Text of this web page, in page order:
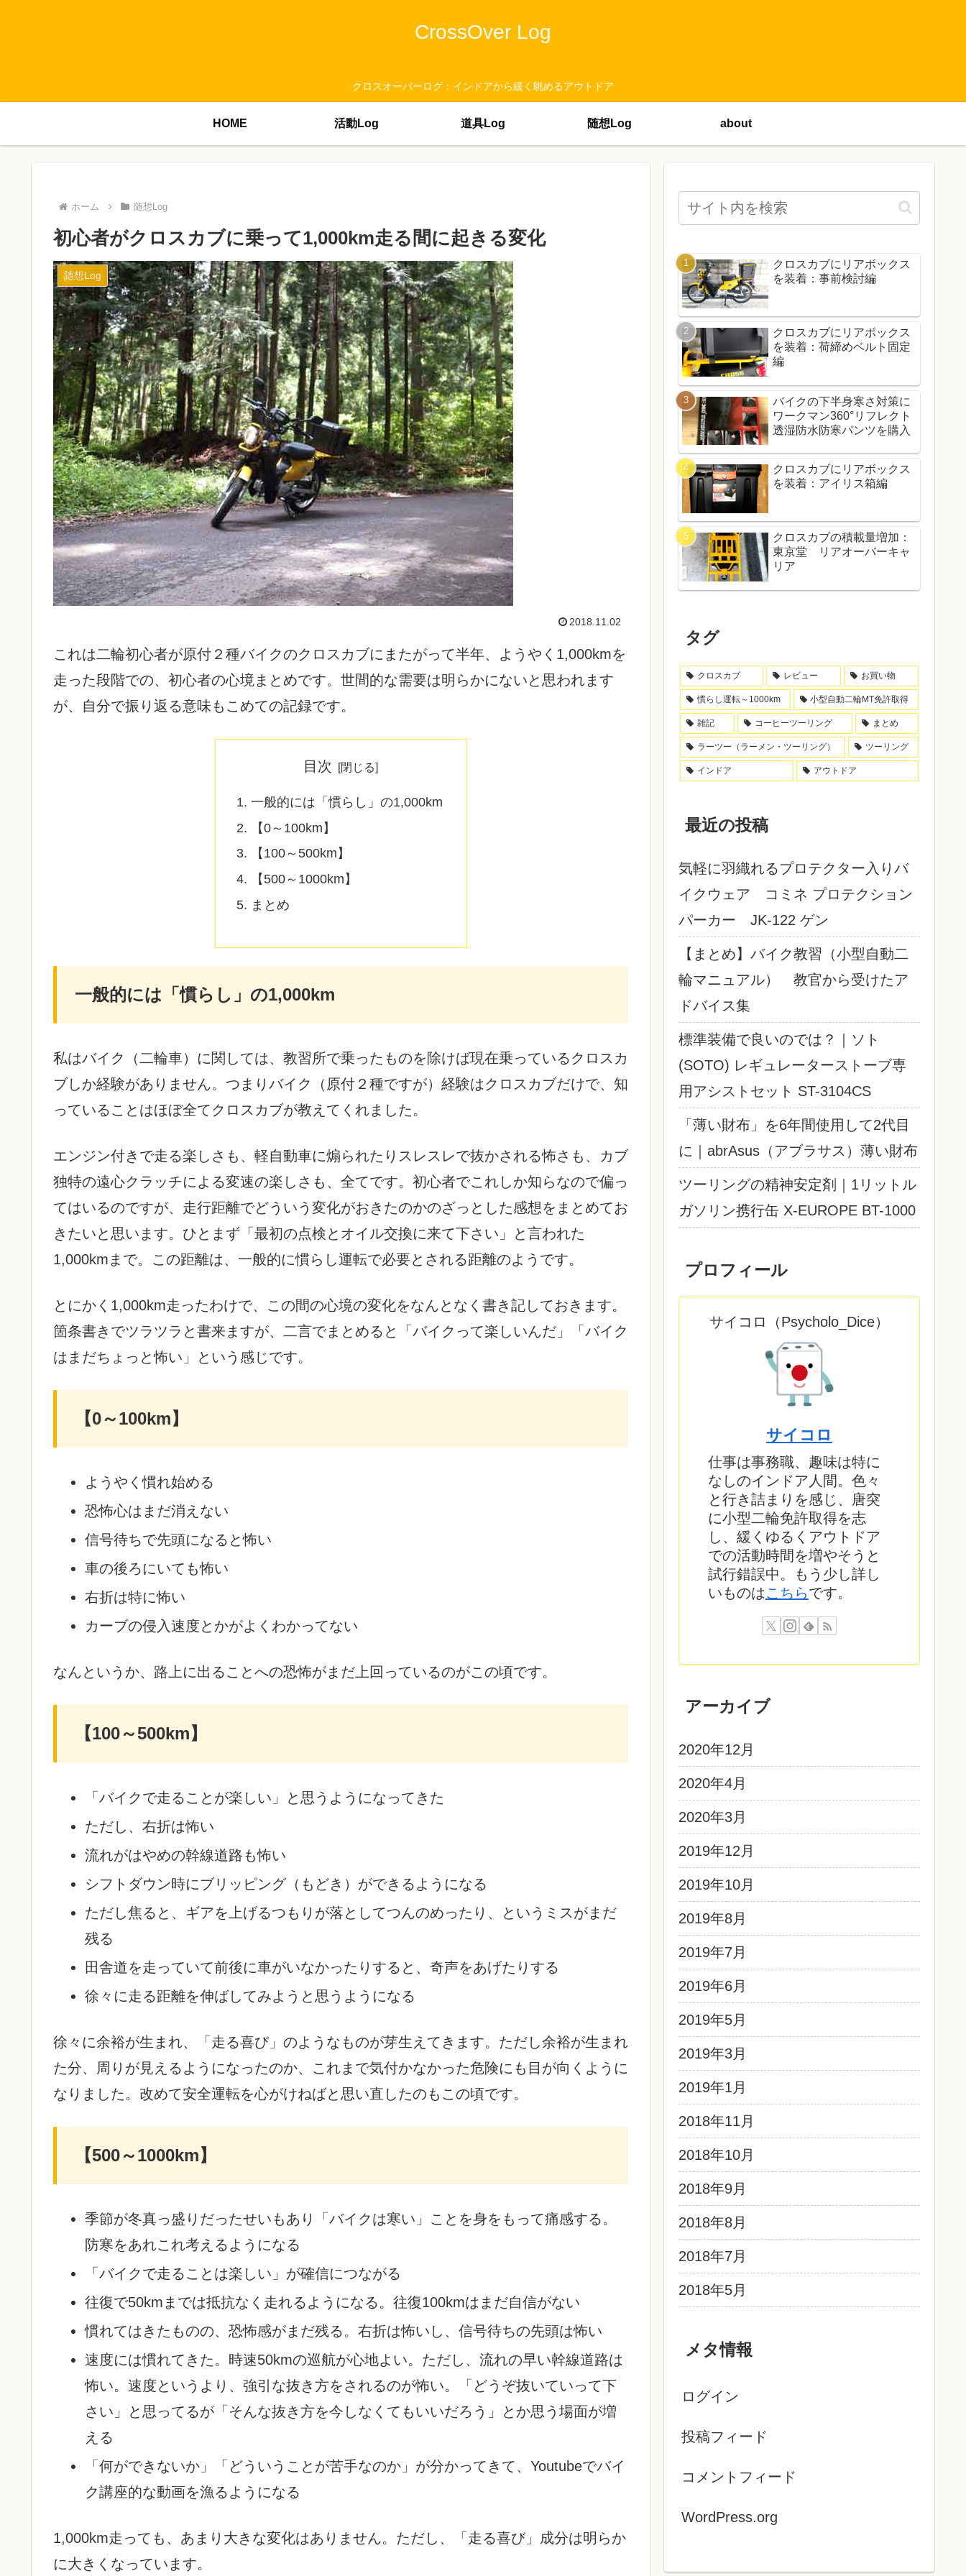
CrossOver Log
クロスオーバーログ：インドアから緩く眺めるアウトドア
HOME 活動Log 道具Log 随想Log about
ホーム 随想Log
初心者がクロスカブに乗って1,000km走る間に起きる変化
随想Log
2018.11.02
これは二輪初心者が原付２種バイクのクロスカブにまたがって半年、ようやく1,000kmを
走った段階での、初心者の心境まとめです。世間的な需要は明らかにないと思われます
が、自分で振り返る意味もこめての記録です。
目次
一般的には「慣らし」の1,000km
【0～100km】
【100～500km】
【500～1000km】
まとめ
一般的には「慣らし」の1,000km
私はバイク（二輪車）に関しては、教習所で乗ったものを除けば現在乗っているクロスカ
ブしか経験がありません。つまりバイク（原付２種ですが）経験はクロスカブだけで、知
っていることはほぼ全てクロスカブが教えてくれました。
エンジン付きで走る楽しさも、軽自動車に煽られたりスレスレで抜かされる怖さも、カブ
独特の遠心クラッチによる変速の楽しさも、全てです。初心者でこれしか知らなので偏っ
てはいるのですが、走行距離でどういう変化がおきたのかのざっとした感想をまとめてお
きたいと思います。ひとまず「最初の点検とオイル交換に来て下さい」と言われた
1,000kmまで。この距離は、一般的に慣らし運転で必要とされる距離のようです。
とにかく1,000km走ったわけで、この間の心境の変化をなんとなく書き記しておきます。
箇条書きでツラツラと書来ますが、二言でまとめると「バイクって楽しいんだ」「バイク
はまだちょっと怖い」という感じです。
【0～100km】
ようやく慣れ始める
恐怖心はまだ消えない
信号待ちで先頭になると怖い
車の後ろにいても怖い
右折は特に怖い
カーブの侵入速度とかがよくわかってない
なんというか、路上に出ることへの恐怖がまだ上回っているのがこの頃です。
【100～500km】
「バイクで走ることが楽しい」と思うようになってきた
ただし、右折は怖い
流れがはやめの幹線道路も怖い
シフトダウン時にブリッピング（もどき）ができるようになる
ただし焦ると、ギアを上げるつもりが落としてつんのめったり、というミスがまだ
残る
田舎道を走っていて前後に車がいなかったりすると、奇声をあげたりする
徐々に走る距離を伸ばしてみようと思うようになる
徐々に余裕が生まれ、「走る喜び」のようなものが芽生えてきます。ただし余裕が生まれ
た分、周りが見えるようになったのか、これまで気付かなかった危険にも目が向くように
なりました。改めて安全運転を心がけねばと思い直したのもこの頃です。
【500～1000km】
季節が冬真っ盛りだったせいもあり「バイクは寒い」ことを身をもって痛感する。
防寒をあれこれ考えるようになる
「バイクで走ることは楽しい」が確信につながる
往復で50kmまでは抵抗なく走れるようになる。往復100kmはまだ自信がない
慣れてはきたものの、恐怖感がまだ残る。右折は怖いし、信号待ちの先頭は怖い
速度には慣れてきた。時速50kmの巡航が心地よい。ただし、流れの早い幹線道路は
怖い。速度というより、強引な抜き方をされるのが怖い。「どうぞ抜いていって下
さい」と思ってるが「そんな抜き方を今しなくてもいいだろう」とか思う場面が増
える
「何ができないか」「どういうことが苦手なのか」が分かってきて、Youtubeでバイ
ク講座的な動画を漁るようになる
1,000km走っても、あまり大きな変化はありません。ただし、「走る喜び」成分は明らか
に大きくなっています。
クロスカブにリアボックス
を装着：事前検討編
クロスカブにリアボックス
を装着：荷締めベルト固定
編
バイクの下半身寒さ対策に
ワークマン360°リフレクト
透湿防水防寒パンツを購入
クロスカブにリアボックス
を装着：アイリス箱編
クロスカブの積載量増加：
東京堂 リアオーバーキャ
リア
タグ
クロスカブ レビュー お買い物
慣らし運転～1000km 小型自動二輪MT免許取得
雑記 コーヒーツーリング まとめ
ラーツー（ラーメン・ツーリング） ツーリング
インドア アウトドア
最近の投稿
気軽に羽織れるプロテクター入りバ
イクウェア コミネ プロテクション
パーカー JK-122 ゲン
【まとめ】バイク教習（小型自動二
輪マニュアル） 教官から受けたア
ドバイス集
標準装備で良いのでは？｜ソト
(SOTO) レギュレーターストーブ専
用アシストセット ST-3104CS
「薄い財布」を6年間使用して2代目
に｜abrAsus（アブラサス）薄い財布
ツーリングの精神安定剤｜1リットル
ガソリン携行缶 X-EUROPE BT-1000
プロフィール
サイコロ（Psycholo_Dice）
サイコロ
仕事は事務職、趣味は特に
なしのインドア人間。色々
と行き詰まりを感じ、唐突
に小型二輪免許取得を志
し、緩くゆるくアウトドア
での活動時間を増やそうと
試行錯誤中。もう少し詳し
いものはこちらです。
アーカイブ
2020年12月
2020年4月
2020年3月
2019年12月
2019年10月
2019年8月
2019年7月
2019年6月
2019年5月
2019年3月
2019年1月
2018年11月
2018年10月
2018年9月
2018年8月
2018年7月
2018年5月
メタ情報
ログイン
投稿フィード
コメントフィード
WordPress.org